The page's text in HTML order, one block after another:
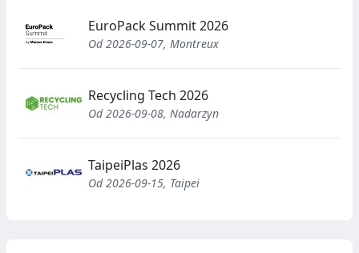
EuroPack Summit 2026
Od 2026-09-07, Montreux
Recycling Tech 2026
Od 2026-09-08, Nadarzyn
TaipeiPlas 2026
Od 2026-09-15, Taipei